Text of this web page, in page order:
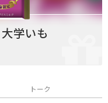
学いも
トーク